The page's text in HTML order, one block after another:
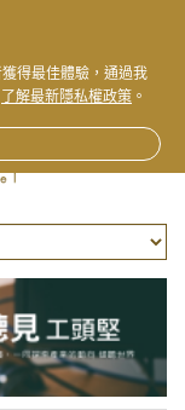
得最佳體驗，通過我
了解最新隱私權政策 。